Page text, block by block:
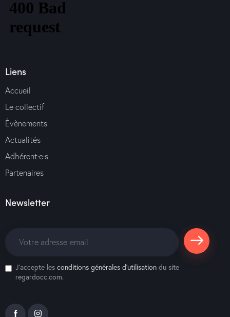
Liens
Accueil
Le collectif
Évènements
Actualités
Adhérent·e·s
Partenaires
Newsletter
S'abonne
J'accepte les conditions générales d’utilisation du site
regardocc.com.